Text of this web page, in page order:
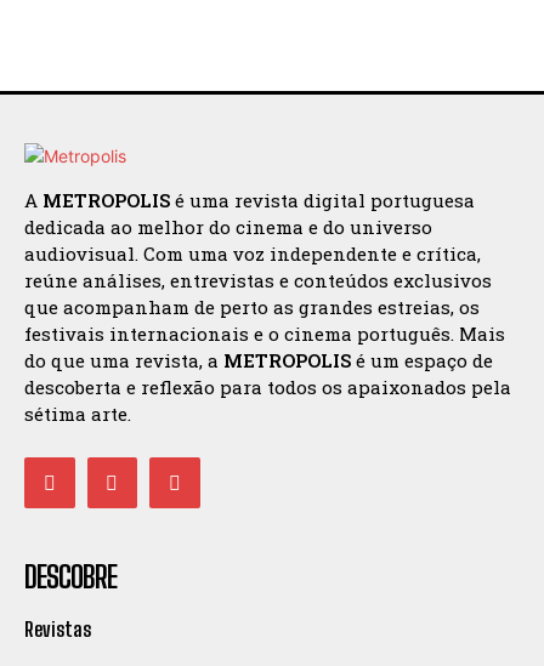
A METROPOLIS é uma revista digital portuguesa
dedicada ao melhor do cinema e do universo
audiovisual. Com uma voz independente e crítica,
reúne análises, entrevistas e conteúdos exclusivos
que acompanham de perto as grandes estreias, os
festivais internacionais e o cinema português. Mais
do que uma revista, a METROPOLIS é um espaço de
descoberta e reflexão para todos os apaixonados pela
sétima arte.
DESCOBRE
Revistas